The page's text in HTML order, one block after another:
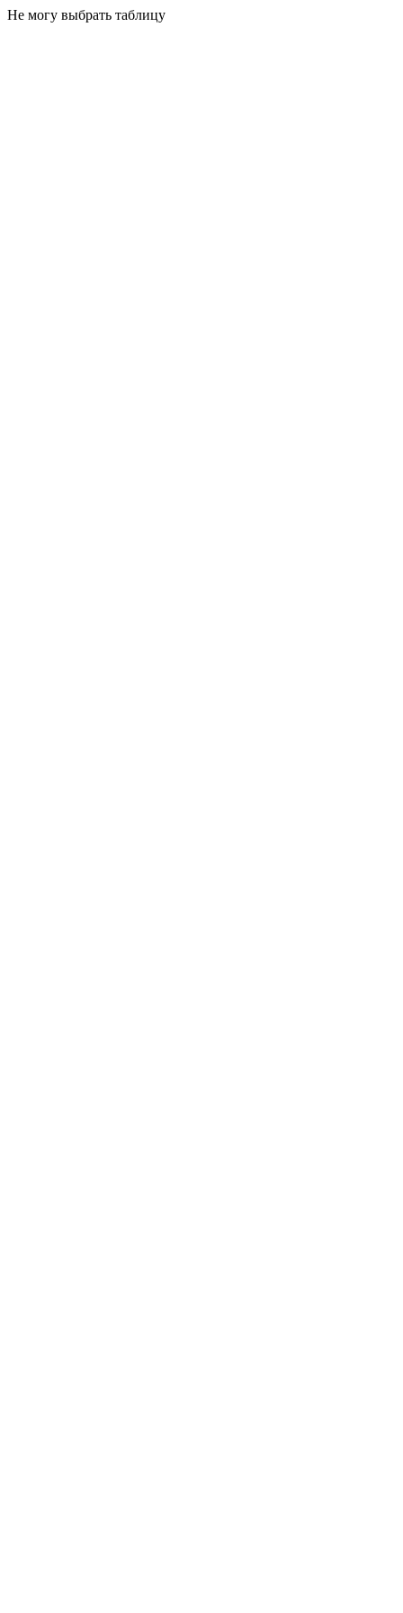
Не могу выбрать таблицу